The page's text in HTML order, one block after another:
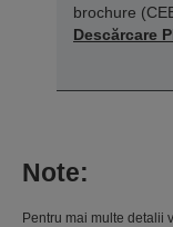
brochure
Descărcare
Note:
Pentru mai multe detalii